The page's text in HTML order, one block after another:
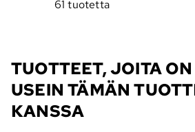
61 tuotetta
TUOTTEET, JOITA
USEIN TÄMÄN
KANSSA